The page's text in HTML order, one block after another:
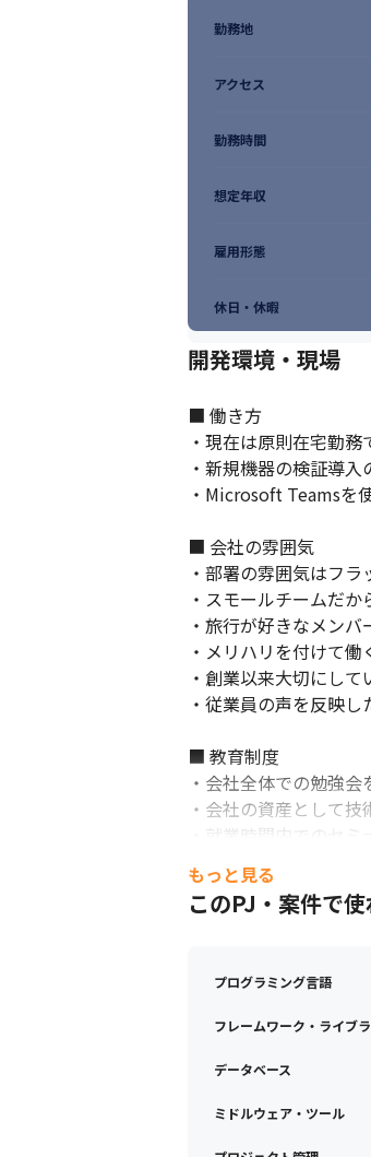
国内最大級の自社サー
勤務地
アクセス
勤務時間
想定年収
雇用形態
休日・休暇
開発環境・現場
■ 働き方
・現在は原則在宅勤務
・新規機器の検証導
・Microsoft Teamsを
■ 会社の雰囲気
・部署の雰囲気はフ
・スモールチームだ
・旅行が好きなメン
・メリハリを付けて
・創業以来大切にし
・従業員の声を反映
■ 教育制度
・会社全体での勉強
・会社の資産として
・就業時間内でのセ
・社内外イベントの運
もっと見る
このPJ・案件で
プログラミング言語
フレームワーク・ライブ
データベース
ミドルウェア・ツール